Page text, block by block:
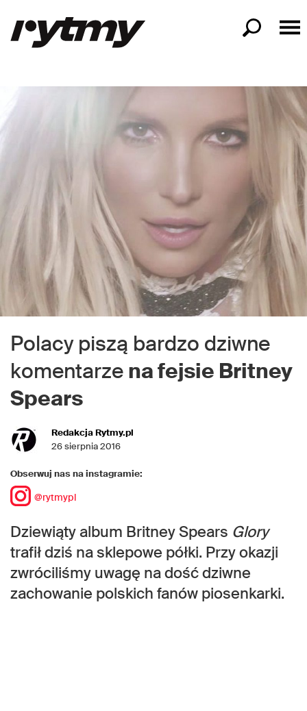
Polacy piszą bardzo dziwne
komentarze na fejsie Britney
Spears
Redakcja Rytmy.pl
26 sierpnia 2016
Obserwuj nas na instagramie:
@rytmypl
Dziewiąty album Britney Spears Glory
trafił dziś na sklepowe półki. Przy okazji
zwróciliśmy uwagę na dość dziwne
zachowanie polskich fanów piosenkarki.